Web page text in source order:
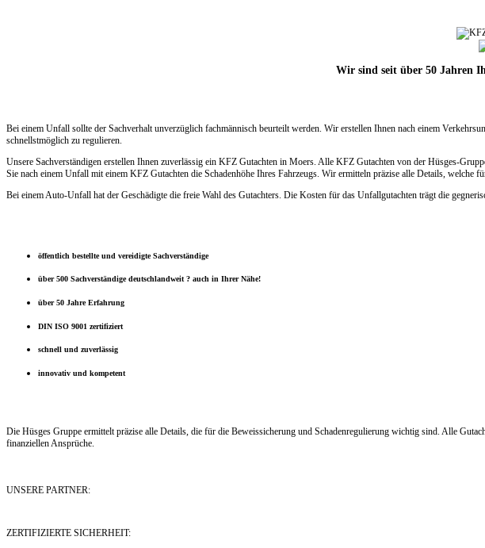
Wir sind seit über 50 Jahren
Bei einem Unfall sollte der Sachverhalt unverzüglich fachmännisch beurteilt werden. Wir erstellen Ihnen nach einem
schnellstmöglich zu regulieren.
Unsere Sachverständigen erstellen Ihnen zuverlässig ein KFZ Gutachten in Moers. Alle KFZ Gutachten von der Hüsges-
Sie nach einem Unfall mit einem KFZ Gutachten die Schadenhöhe Ihres Fahrzeugs. Wir ermitteln präzise alle Details, welche
Bei einem Auto-Unfall hat der Geschädigte die freie Wahl des Gutachters. Die Kosten für das Unfallgutachten trägt die
öffentlich bestellte und vereidigte Sachverständige
über 500 Sachverständige deutschlandweit ? auch in Ihrer Nähe!
über 50 Jahre Erfahrung
DIN ISO 9001 zertifiziert
schnell und zuverlässig
innovativ und kompetent
Die Hüsges Gruppe ermittelt präzise alle Details, die für die Beweissicherung und Schadenregulierung wichtig sind. Alle
finanziellen Ansprüche.
UNSERE PARTNER:
ZERTIFIZIERTE SICHERHEIT: